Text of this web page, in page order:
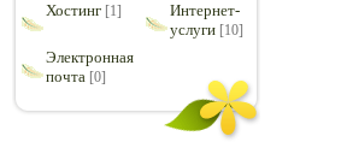
Хостинг [1]
Интернет-
услуги [10]
Электронная
почта [0]